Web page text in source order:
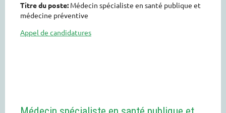
Titre du poste: Médecin spécialiste en santé publique et
médecine préventive
Appel de candidatures